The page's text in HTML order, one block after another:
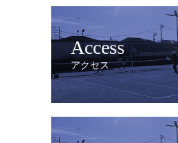
Access
アクセス